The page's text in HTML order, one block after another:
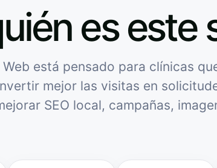
es este
está pensado para clínicas
mejor las visitas en
SEO local, campañas,